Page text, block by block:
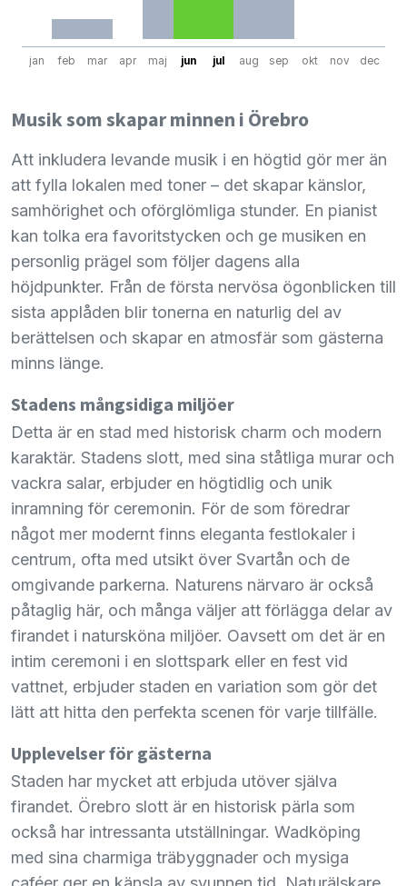
jan feb mar apr maj jun jul aug sep okt nov dec
Musik som skapar minnen i Örebro
Att inkludera levande musik i en högtid gör mer än
att fylla lokalen med toner – det skapar känslor,
samhörighet och oförglömliga stunder. En pianist
kan tolka era favoritstycken och ge musiken en
personlig prägel som följer dagens alla
höjdpunkter. Från de första nervösa ögonblicken till
sista applåden blir tonerna en naturlig del av
berättelsen och skapar en atmosfär som gästerna
minns länge.
Stadens mångsidiga miljöer
Detta är en stad med historisk charm och modern
karaktär. Stadens slott, med sina ståtliga murar och
vackra salar, erbjuder en högtidlig och unik
inramning för ceremonin. För de som föredrar
något mer modernt finns eleganta festlokaler i
centrum, ofta med utsikt över Svartån och de
omgivande parkerna. Naturens närvaro är också
påtaglig här, och många väljer att förlägga delar av
firandet i natursköna miljöer. Oavsett om det är en
intim ceremoni i en slottspark eller en fest vid
vattnet, erbjuder staden en variation som gör det
lätt att hitta den perfekta scenen för varje tillfälle.
Upplevelser för gästerna
Staden har mycket att erbjuda utöver själva
firandet. Örebro slott är en historisk pärla som
också har intressanta utställningar. Wadköping
med sina charmiga träbyggnader och mysiga